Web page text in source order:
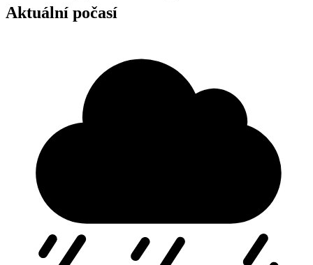
Aktuální počasí